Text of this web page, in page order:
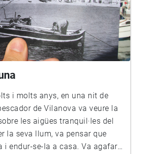
i molts anys, en una nit de
de Vilanova va veure la
les aigües tranquil·les del
la seva llum, va pensar que
i endur-se-la a casa. Va agafar